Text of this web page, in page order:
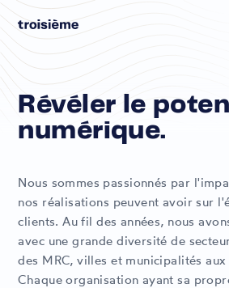
Skip to main content
troisième
Révéler le
numérique.
Nous sommes passionnés par
nos réalisations peuvent avoir sur
clients. Au fil des années, nous
avec une grande diversité de
des MRC, villes et municipalités aux
Chaque organisation ayant sa